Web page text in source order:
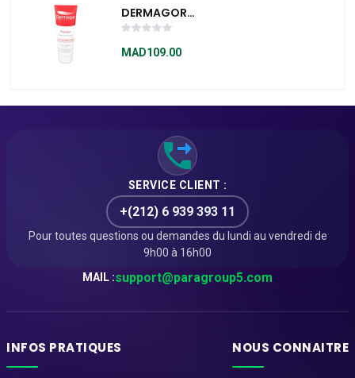
DERMAGOR
PSOCALM 250ML
MAD109.00
SERVICE CLIENT :
+(212) 6 939 393 11
Pour toutes questions ou demandes du lundi au vendredi de
9h00 à 16h00
MAIL :support@paragroup5.com
INFOS PRATIQUES NOUS CONNAITRE